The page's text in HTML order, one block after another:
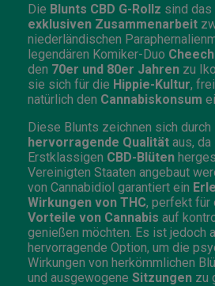
Die Blunts CBD G-Rollz sind das
exklusiven Zusammenarbeit
niederländischen
legendären Komiker-Duo
den 70er und 80er Jahren zu
sie sich für die Hippie-Kultur,
natürlich den Cannabiskonsum
Diese Blunts zeichnen sich durch
hervorragende Qualität aus,
Erstklassigen CBD-Blüten
Vereinigten Staaten angebaut
von Cannabidiol garantiert ein
Wirkungen von THC, perfekt für
Vorteile von Cannabis auf
genießen möchten. Es ist jedoch
hervorragende Option, um die
Wirkungen von herkömmlichen
und ausgewogene Sitzungen zu